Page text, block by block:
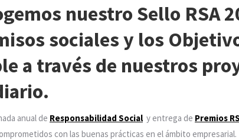
nuestro Sello RSA
sociales y los
a través de nuestros
anual de Responsabilidad Social y entrega de Premios
con las buenas prácticas en el ámbito empresarial.